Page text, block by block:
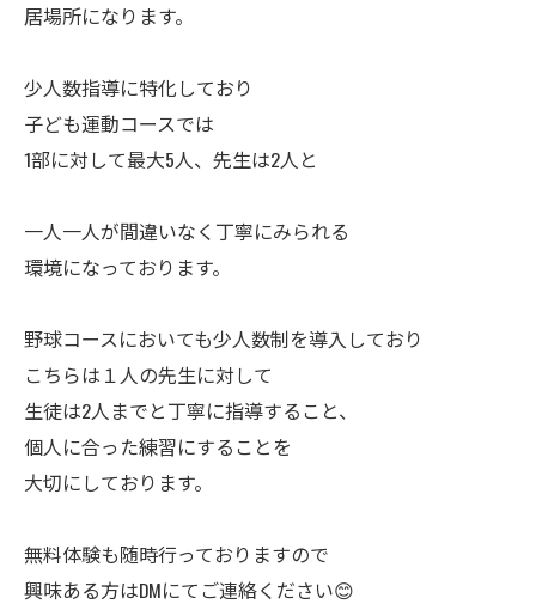
居場所になります。
少人数指導に特化しており
子ども運動コースでは
1部に対して最大5人、先生は2人と
一人一人が間違いなく丁寧にみられる
環境になっております。
野球コースにおいても少人数制を導入しており
こちらは１人の先生に対して
生徒は2人までと丁寧に指導すること、
個人に合った練習にすることを
大切にしております。
無料体験も随時行っておりますので
興味ある方はDMにてご連絡ください😊